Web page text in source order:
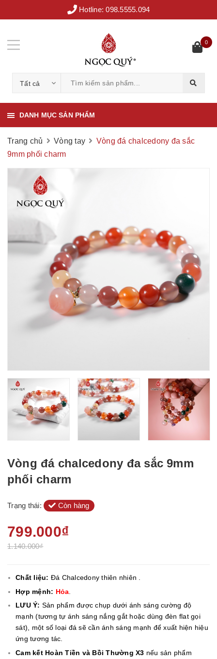
Hotline:098.5555.094
Tất cả
0
DANH MỤC SẢN PHẨM
Trang chủ Vòng tay
Vòng đá chalcedony đa sắc
9mm phối charm
Vòng đá chalcedony đa sắc 9mm
phối charm
Trạng thái: Còn hàng
799.000₫
1.140.000₫
Chất liệu: Đá Chalcedony thiên nhiên .
Hợp mệnh: Hỏa
LƯU Ý: Sản phẩm được chụp dưới ánh sáng cường độ
mạnh (tương tự ánh sáng nắng gắt hoặc dùng đèn flat gọi
sát), một số loại đá sẽ cần ánh sáng mạnh để xuất hiện hiệu
ứng tương tác.
Cam kết Hoàn Tiền và Bồi Thường X3 nếu sản phẩm